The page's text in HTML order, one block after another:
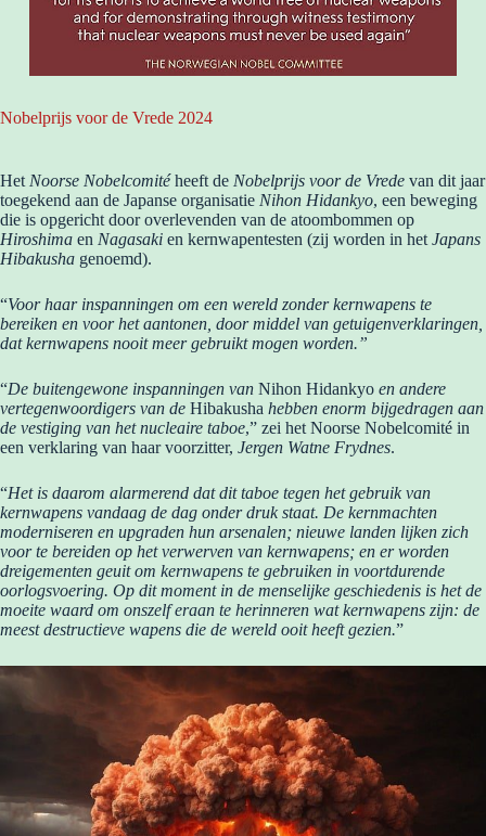
Nobelprijs voor de Vrede 2024
Het Noorse Nobelcomitéheeft de Nobelprijs voor de Vrede van dit jaar
toegekend aan de Japanse organisatie Nihon Hidankyo, een beweging
die is opgericht door overlevenden van de atoombommen op
Hiroshima en Nagasaki en kernwapentesten (zij worden in het Japans
Hibakusha genoemd).
“Voor haar inspanningen om een ​​wereld zonder kernwapens te
bereiken en voor het aantonen, door middel van getuigenverklaringen,
dat kernwapens nooit meer gebruikt mogen worden.”
“De buitengewone inspanningen van Nihon Hidankyo en andere
vertegenwoordigers van de Hibakusha hebben enorm bijgedragen aan
de vestiging van het nucleaire taboe,” zei het Noorse Nobelcomité in
een verklaring van haar voorzitter, Jergen Watne Frydnes.
“Het is daarom alarmerend dat dit taboe tegen het gebruik van
kernwapens vandaag de dag onder druk staat. De kernmachten
moderniseren en upgraden hun arsenalen; nieuwe landen lijken zich
voor te bereiden op het verwerven van kernwapens; en er worden
dreigementen geuit om kernwapens te gebruiken in voortdurende
oorlogsvoering. Op dit moment in de menselijke geschiedenis is het de
moeite waard om onszelf eraan te herinneren wat kernwapens zijn: de
meest destructieve wapens die de wereld ooit heeft gezien.”